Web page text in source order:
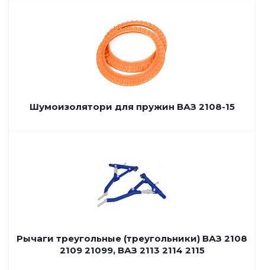
Шумоизолятори для пружин ВАЗ 2108-15
Рычаги треугольные (треугольники) ВАЗ 2108
2109 21099, ВАЗ 2113 2114 2115